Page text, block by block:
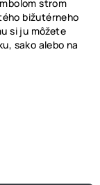
strom
bižutérneho
si ju môžete
sako alebo na